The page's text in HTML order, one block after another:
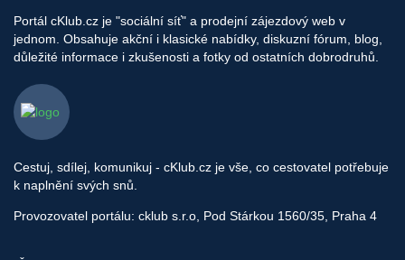
Portál cKlub.cz je "sociální síť" a prodejní zájezdový web v
jednom. Obsahuje akční i klasické nabídky, diskuzní fórum, blog,
důležité informace i zkušenosti a fotky od ostatních dobrodruhů.
Cestuj, sdílej, komunikuj - cKlub.cz je vše, co cestovatel potřebuje
k naplnění svých snů.
Provozovatel portálu: cklub s.r.o, Pod Stárkou 1560/35, Praha 4